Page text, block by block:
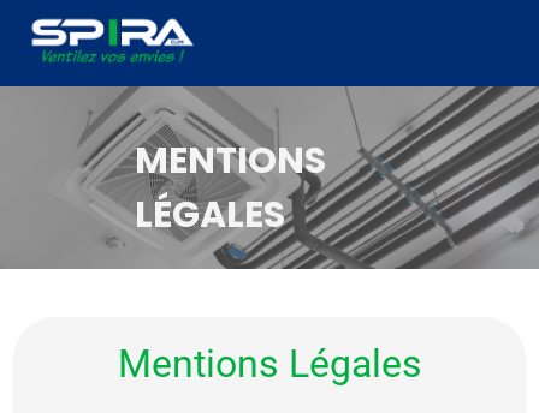
MENTIONS
LÉGALES
Mentions Légales